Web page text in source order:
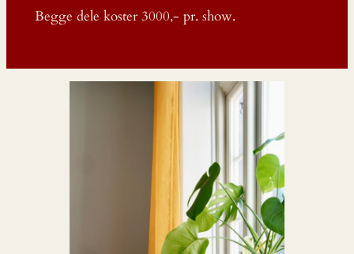
Begge dele koster 3000,- pr. show.